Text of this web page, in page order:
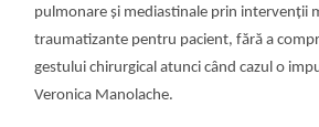
pulmonare și mediastinale prin intervenții
traumatizante pentru pacient, fără a
gestului chirurgical atunci când cazul o
Veronica Manolache.